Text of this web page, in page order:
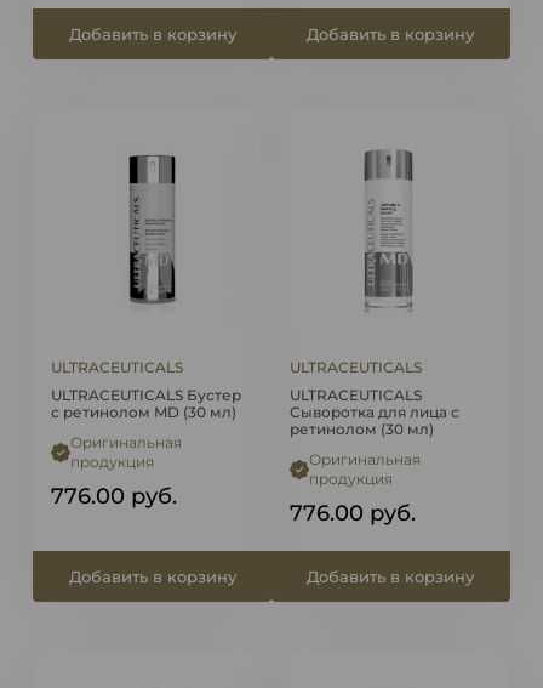
Добавить в корзину Добавить в корзину
ULTRACEUTICALS
ULTRACEUTICALS Бустер
с ретинолом MD (30 мл)
Оригинальная
продукция
776.00 руб.
Добавить в корзину
ULTRACEUTICALS
ULTRACEUTICALS
Сыворотка для лица с
ретинолом (30 мл)
Оригинальная
продукция
776.00 руб.
Добавить в корзину